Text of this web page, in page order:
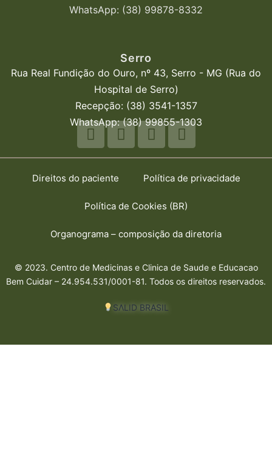
WhatsApp: (38) 99878-8332
Serro
Rua Real Fundição do Ouro, nº 43, Serro - MG (Rua do
Hospital de Serro)
Recepção: (38) 3541-1357
WhatsApp: (38) 99855-1303
Direitos do paciente Política de privacidade
Política de Cookies (BR)
Organograma – composição da diretoria
© 2023. Centro de Medicinas e Clinica de Saude e Educacao
Bem Cuidar – 24.954.531/0001-81. Todos os direitos reservados.
SΛLID BRASIL